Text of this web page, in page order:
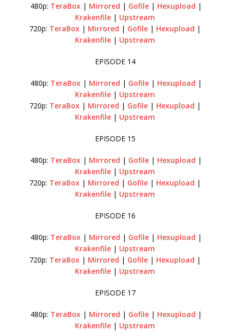
480p: TeraBox | Mirrored | Gofile | Hexupload |
Krakenfile | Upstream
720p: TeraBox | Mirrored | Gofile | Hexupload |
Krakenfile | Upstream
EPISODE 14
480p: TeraBox | Mirrored | Gofile | Hexupload |
Krakenfile | Upstream
720p: TeraBox | Mirrored | Gofile | Hexupload |
Krakenfile | Upstream
EPISODE 15
480p: TeraBox | Mirrored | Gofile | Hexupload |
Krakenfile | Upstream
720p: TeraBox | Mirrored | Gofile | Hexupload |
Krakenfile | Upstream
EPISODE 16
480p: TeraBox | Mirrored | Gofile | Hexupload |
Krakenfile | Upstream
720p: TeraBox | Mirrored | Gofile | Hexupload |
Krakenfile | Upstream
EPISODE 17
480p: TeraBox | Mirrored | Gofile | Hexupload |
Krakenfile | Upstream